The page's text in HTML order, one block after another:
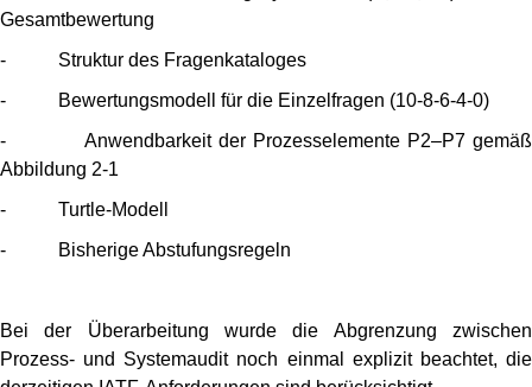
Gesamtbewertung
- Struktur des Fragenkataloges
- Bewertungsmodell für die Einzelfragen (10-8-6-4-0)
- Anwendbarkeit der Prozesselemente P2–P7 gemäß
Abbildung 2-1
- Turtle-Modell
- Bisherige Abstufungsregeln
Bei der Überarbeitung wurde die Abgrenzung zwischen
Prozess- und Systemaudit noch einmal explizit beachtet, die